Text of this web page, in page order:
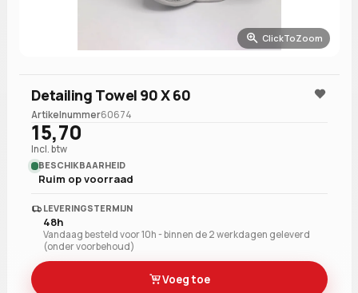
ClickToZoom
Detailing Towel 90 X 60
Artikelnummer60674
15,70
Incl. btw
BESCHIKBAARHEID
Ruim op voorraad
LEVERINGSTERMIJN
48h
Vandaag besteld voor 10h - binnen de 2 werkdagen geleverd
(onder voorbehoud)
Voeg toe